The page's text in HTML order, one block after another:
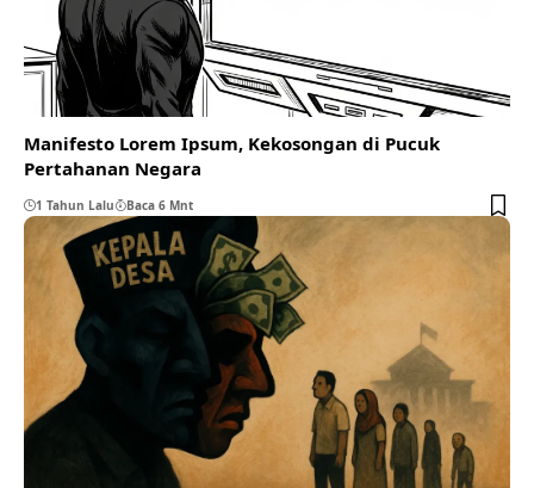
Manifesto Lorem Ipsum, Kekosongan di Pucuk
Pertahanan Negara
1 Tahun Lalu Baca 6 Mnt